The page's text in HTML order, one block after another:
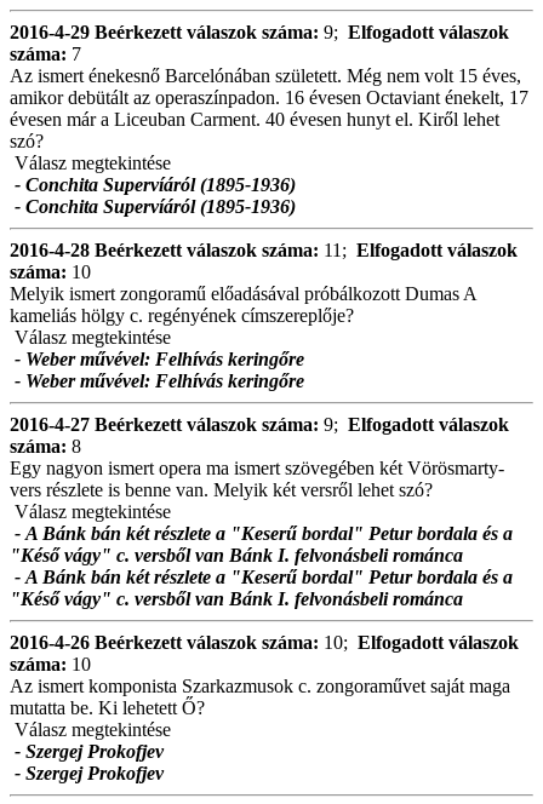
2016-4-29 Beérkezett válaszok száma: 9; Elfogadott válaszok
száma: 7
Az ismert énekesnő Barcelónában született. Még nem volt 15 éves,
amikor debütált az operaszínpadon. 16 évesen Octaviant énekelt, 17
évesen már a Liceuban Carment. 40 évesen hunyt el. Kiről lehet
szó?
Válasz megtekintése
- Conchita Supervíáról (1895-1936)
- Conchita Supervíáról (1895-1936)
2016-4-28 Beérkezett válaszok száma: 11; Elfogadott válaszok
száma: 10
Melyik ismert zongoramű előadásával próbálkozott Dumas A
kameliás hölgy c. regényének címszereplője?
Válasz megtekintése
- Weber művével: Felhívás keringőre
- Weber művével: Felhívás keringőre
2016-4-27 Beérkezett válaszok száma: 9; Elfogadott válaszok
száma: 8
Egy nagyon ismert opera ma ismert szövegében két Vörösmarty-
vers részlete is benne van. Melyik két versről lehet szó?
Válasz megtekintése
- A Bánk bán két részlete a "Keserű bordal" Petur bordala és a
"Késő vágy" c. versből van Bánk I. felvonásbeli románca
- A Bánk bán két részlete a "Keserű bordal" Petur bordala és a
"Késő vágy" c. versből van Bánk I. felvonásbeli románca
2016-4-26 Beérkezett válaszok száma: 10; Elfogadott válaszok
száma: 10
Az ismert komponista Szarkazmusok c. zongoraművet saját maga
mutatta be. Ki lehetett Ő?
Válasz megtekintése
- Szergej Prokofjev
- Szergej Prokofjev